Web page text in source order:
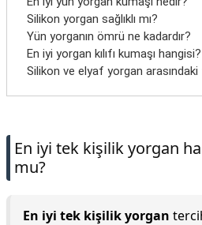
Silikon yorgan sağlıklı mı?
Yün yorganın ömrü ne kadardır?
En iyi yorgan kılıfı kumaşı hangisi?
Silikon ve elyaf yorgan
En iyi tek kişilik yorgan
mu?
En iyi tek kişilik yorgan